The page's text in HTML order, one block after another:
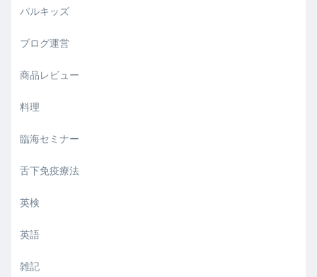
パルキッズ
ブログ運営
商品レビュー
料理
臨海セミナー
舌下免疫療法
英検
英語
雑記